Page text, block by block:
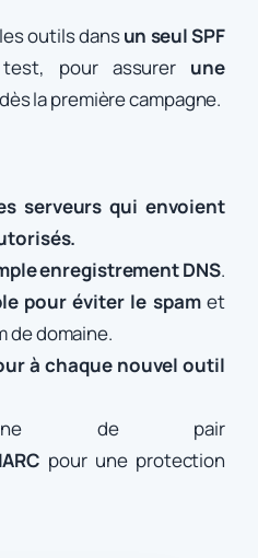
outils dansun seul SPF
pour assurer une
la première campagne.
serveurs qui envoient
enregistrement DNS.
pour éviter le spamet
de domaine.
à chaque nouvel outil
de pair
pour une protection